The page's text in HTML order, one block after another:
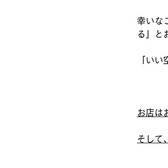
幸いな
る」と
「い
お店は
そして